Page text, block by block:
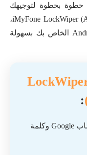
خطوة بخطوة لتوجيهك
خلال عملية التجاوز. باستخدام iMyFone LockWiper (Android)،
يمكنك استعادة الوصول إلى جهاز Android الخاص بك بسهولة
:
تسمح لك بتجاوز قفل FRP بدون حساب Google وكلمة